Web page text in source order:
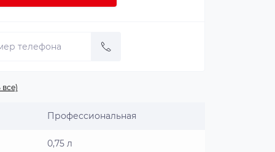
Профессиональная
0,75 л